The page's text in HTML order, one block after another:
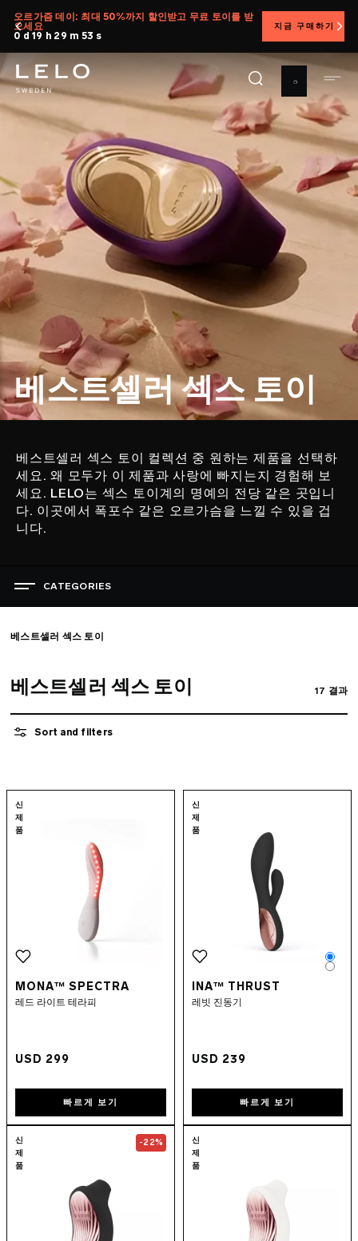
콘
텐
츠
로
기
오르가즘 데이: 최대 50%까지 할인받고 무료 토이를 받
으세요
0 d 19 h 29 m 52 s
지금 구매하기
베스트셀러 섹스 토이
설
명
베스트셀러 섹스 토이 컬렉션 중 원하는 제품을 선택하
세요. 왜 모두가 이 제품과 사랑에 빠지는지 경험해 보
세요. LELO는 섹스 토이계의 명예의 전당 같은 곳입니
다. 이곳에서 폭포수 같은 오르가슴을 느낄 수 있을 겁
니다.
CATEGORIES
베스트셀러 섹스 토이
남성용 섹스 토이
신규 섹스 토이
럭셔리 섹스 토이
LELO MAKEUP™
퀴어 픽
베스트셀러 섹스 토이
베스트셀러 섹스 토이 17 결과
Sort and filters
MONA™ Spectra
신
제
품
MONA™ SPECTRA
레드 라이트 테라피
USD 299
빠르게 보기
신
제
품
INA™ THRUST
레빗 진동기
USD 239
빠르게 보기
Go to theSONA™ 3 Cruise
신
제
품
-22%
신
제
품